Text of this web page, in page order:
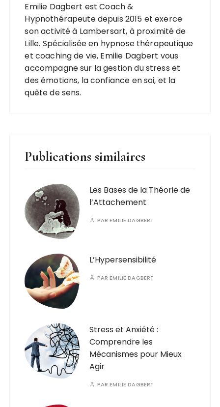
Emilie Dagbert est Coach &
Hypnothérapeute depuis 2015 et exerce
son activité à Lambersart, à proximité de
Lille. Spécialisée en hypnose thérapeutique
et coaching de vie, Emilie Dagbert vous
accompagne sur la gestion du stress et
des émotions, la confiance en soi, et la
quête de sens.
Publications similaires
Les Bases de la Théorie de
l’Attachement
PAREMILIE DAGBERT
L’Hypersensibilité
PAREMILIE DAGBERT
Stress et Anxiété :
Comprendre les
Mécanismes pour Mieux
Agir
PAREMILIE DAGBERT